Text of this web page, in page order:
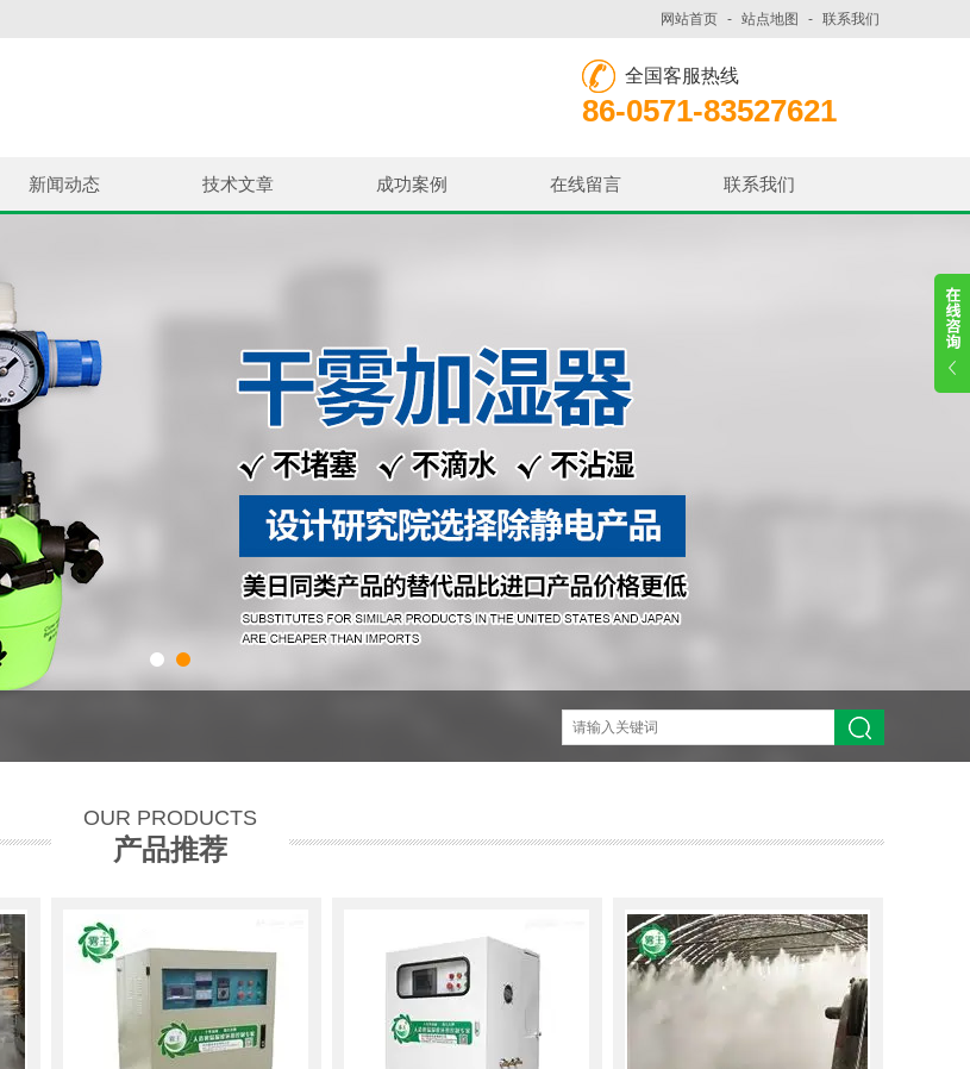
网站首页 - 站点地图 - 联系我们
全国客服热线
86-0571-83527621
新闻动态 技术文章 成功案例 在线留言 联系我们
OUR PRODUCTS
产品推荐